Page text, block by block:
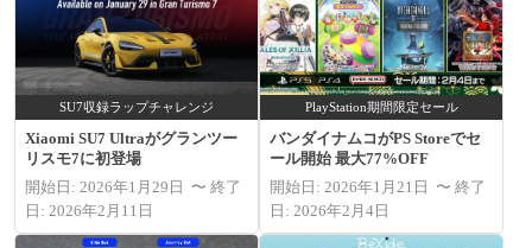
SU7収録ラップチャレンジ
Xiaomi SU7 Ultraがグランツー
リスモ7に初登場
開始日: 2026年1月29日 〜 終了
日: 2026年2月11日
PlayStation期間限定セール
バンダイナムコがPS Storeでセ
ール開始 最大77%OFF
開始日: 2026年1月21日 〜 終了
日: 2026年2月4日